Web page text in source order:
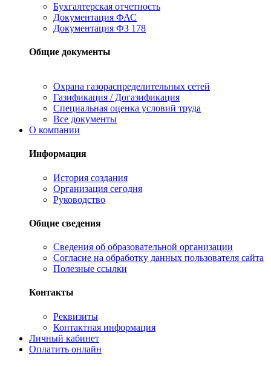
Бухгалтерская отчетность
Документация ФАС
Документация ФЗ 178
Общие документы
Охрана газораспределительных сетей
Газификация / Догазификация
Специальная оценка условий труда
Все документы
О компании
Информация
История создания
Организация сегодня
Руководство
Общие сведения
Сведения об образовательной организации
Согласие на обработку данных пользователя сайта
Полезные ссылки
Контакты
Реквизиты
Контактная информация
Личный кабинет
Оплатить онлайн